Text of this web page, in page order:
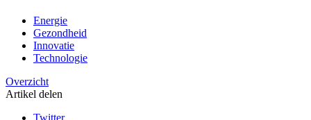
Energie
Gezondheid
Innovatie
Technologie
Overzicht
Artikel delen
Twitter